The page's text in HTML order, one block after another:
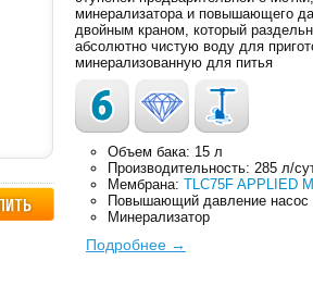
минерализатора и повышающего
двойным краном, который
абсолютно чистую воду для
минерализованную для питья
Объем бака: 15 л
Производительность: 285 л/
Мембрана: TLC75F APPLIED
Повышающий давление насос
Минерализатор
Подробнее →